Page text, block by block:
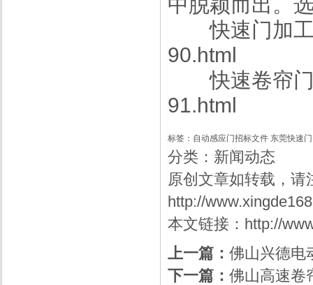
快速门加
90.html
快速卷帘
91.html
标签： 自动感应门招标文件 东莞快速门
分类： 新闻动态
原创文章如转载，请
http://
本文链接： http://
上一篇： 佛山兴德电
下一篇： 佛山高速卷